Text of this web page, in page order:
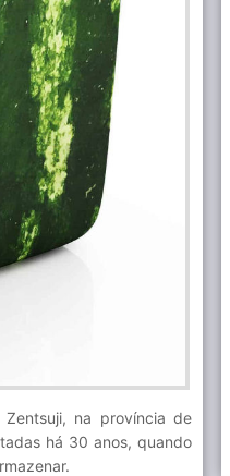
na província de
há 30 anos, quando